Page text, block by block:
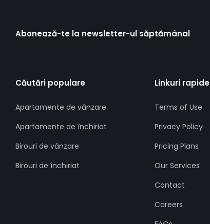
Abonează-te la newsletter-ul săptămânal
Căutări populare
Apartamente de vânzare
Apartamente de închiriat
Birouri de vânzare
Birouri de închiriat
Linkuri rapide
Terms of Use
Privacy Policy
Pricing Plans
Our Services
Contact
Careers